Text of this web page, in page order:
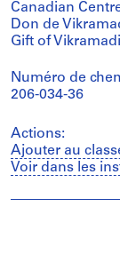
Canadian
Don de
Gift of
Numéro de
206-034-36
Actions:
Ajouter au
Voir dans les